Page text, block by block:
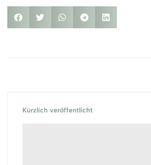
Kürzlich veröffentlicht